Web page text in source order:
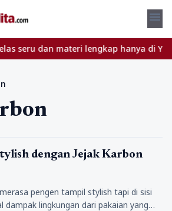
menu
seru dan materi lengkap hanya di
dengan Jejak Karbon
pengen tampil stylish tapi di sisi
dampak lingkungan dari pakaian yang…